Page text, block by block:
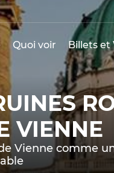
Quoi voir Billets et
VIENNE
Vienne comme